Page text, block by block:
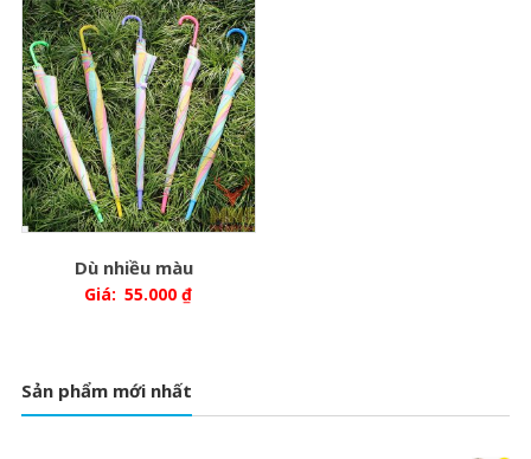
Dù nhiều màu
Giá: 55.000₫
Sản phẩm mới nhất